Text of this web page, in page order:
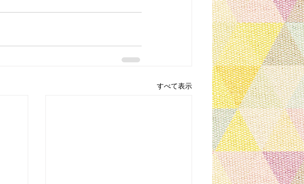
すべて表示